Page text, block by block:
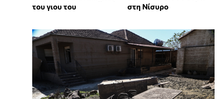
του γιου του
στη Νίσυρο